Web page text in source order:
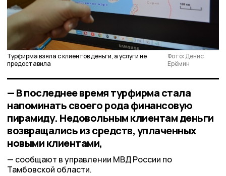
Турфирма взяла с клиентов деньги, а услуги не
предоставила
Фото: Денис
Ерёмин
— В последнее время турфирма стала
напоминать своего рода финансовую
пирамиду. Недовольным клиентам деньги
возвращались из средств, уплаченных
новыми клиентами,
сообщают в управлении МВД России по
Тамбовской области.